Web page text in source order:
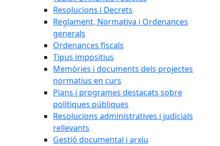
Resolucions i Decrets
Reglament, Normativa i Ordenances
generals
Ordenances fiscals
Tipus impositius
Memòries i documents dels projectes
normatius en curs
Plans i programes destacats sobre
polítiques públiques
Resolucions administratives i judicials
rellevants
Gestió documental i arxiu